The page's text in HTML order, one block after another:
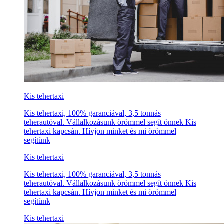
Kis tehertaxi
Kis tehertaxi, 100% garanciával, 3,5 tonnás
teherautóval. Vállalkozásunk örömmel segít önnek Kis
tehertaxi kapcsán. Hívjon minket és mi örömmel
segítünk
Kis tehertaxi
Kis tehertaxi, 100% garanciával, 3,5 tonnás
teherautóval. Vállalkozásunk örömmel segít önnek Kis
tehertaxi kapcsán. Hívjon minket és mi örömmel
segítünk
Kis tehertaxi